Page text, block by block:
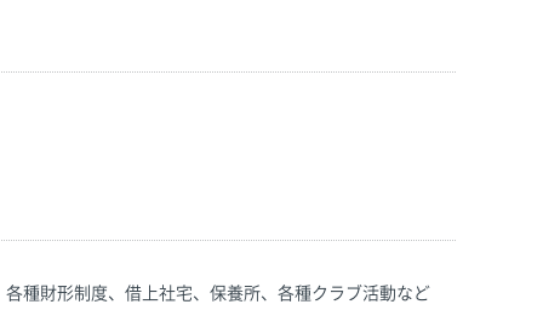
種財形制度、借上社宅、保養所、各種クラブ活動など